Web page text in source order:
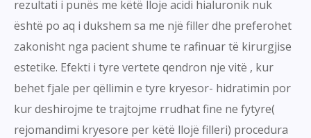
rezultati i punës me këtë lloje acidi hialuronik nuk
është po aq i dukshem sa me një filler dhe preferohet
zakonisht nga pacient shume te rafinuar të kirurgjise
estetike. Efekti i tyre vertete qendron nje vitë , kur
behet fjale per qëllimin e tyre kryesor- hidratimin por
kur deshirojme te trajtojme rrudhat fine ne fytyre(
rejomandimi kryesore per këtë llojë filleri) procedura